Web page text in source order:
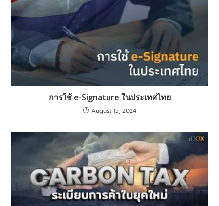
การใช้ e-Signature ในประเทศไทย
August 15, 2024